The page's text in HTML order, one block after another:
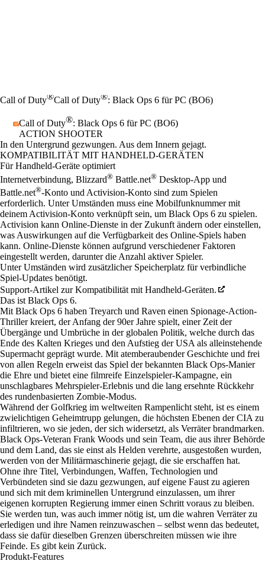
Call of Duty®Call of Duty®: Black Ops 6 für PC (BO6)
Call of Duty®: Black Ops 6 für PC (BO6)
ACTION SHOOTER
Product Notification
In den Untergrund gezwungen. Aus dem Innern gejagt.
Preis
Available actions
KOMPATIBILITÄT MIT HANDHELD-GERÄTEN
Für Handheld-Geräte optimiert
Internetverbindung, Blizzard® Battle.net® Desktop-App und
Battle.net®-Konto und Activision-Konto sind zum Spielen
erforderlich. Unter Umständen muss eine Mobilfunknummer mit
deinem Activision-Konto verknüpft sein, um Black Ops 6 zu spielen.
Activision kann Online-Dienste in der Zukunft ändern oder einstellen,
was Auswirkungen auf die Verfügbarkeit des Online-Spiels haben
kann. Online-Dienste können aufgrund verschiedener Faktoren
eingestellt werden, darunter die Anzahl aktiver Spieler.
Unter Umständen wird zusätzlicher Speicherplatz für verbindliche
Spiel-Updates benötigt.
Support-Artikel zur Kompatibilität mit Handheld-Geräten.
Das ist Black Ops 6.
Mit Black Ops 6 haben Treyarch und Raven einen Spionage-Action-
Thriller kreiert, der Anfang der 90er Jahre spielt, einer Zeit der
Übergänge und Umbrüche in der globalen Politik, welche durch das
Ende des Kalten Krieges und den Aufstieg der USA als alleinstehende
Supermacht geprägt wurde. Mit atemberaubender Geschichte und frei
von allen Regeln erweist das Spiel der bekannten Black Ops-Manier
die Ehre und bietet eine filmreife Einzelspieler-Kampagne, ein
unschlagbares Mehrspieler-Erlebnis und die lang ersehnte Rückkehr
des rundenbasierten Zombie-Modus.
Während der Golfkrieg im weltweiten Rampenlicht steht, ist es einem
zwielichtigen Geheimtrupp gelungen, die höchsten Ebenen der CIA zu
infiltrieren, wo sie jeden, der sich widersetzt, als Verräter brandmarken.
Black Ops-Veteran Frank Woods und sein Team, die aus ihrer Behörde
und dem Land, das sie einst als Helden verehrte, ausgestoßen wurden,
werden von der Militärmaschinerie gejagt, die sie erschaffen hat.
Ohne ihre Titel, Verbindungen, Waffen, Technologien und
Verbündeten sind sie dazu gezwungen, auf eigene Faust zu agieren
und sich mit dem kriminellen Untergrund einzulassen, um ihrer
eigenen korrupten Regierung immer einen Schritt voraus zu bleiben.
Sie werden tun, was auch immer nötig ist, um die wahren Verräter zu
erledigen und ihre Namen reinzuwaschen – selbst wenn das bedeutet,
dass sie dafür dieselben Grenzen überschreiten müssen wie ihre
Feinde. Es gibt kein Zurück.
Produkt-Features